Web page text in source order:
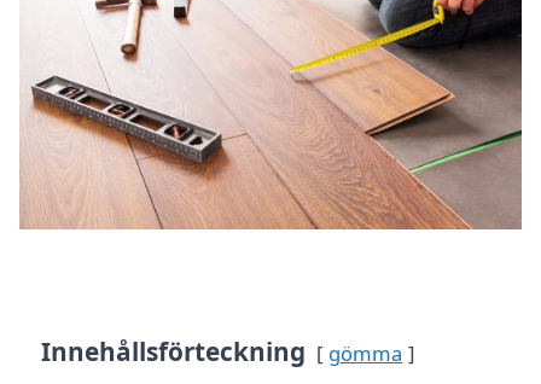
Innehållsförteckning gömma